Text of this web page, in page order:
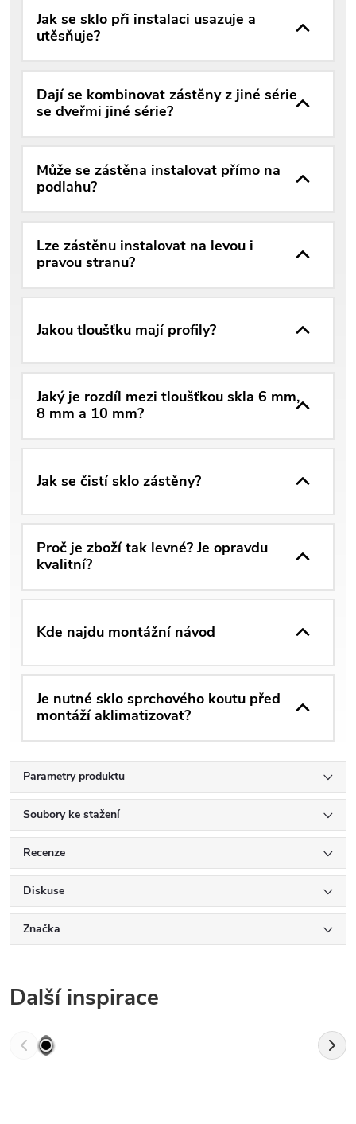
Jak se sklo při instalaci usazuje a
utěsňuje?
Dají se kombinovat zástěny z jiné série
se dveřmi jiné série?
Může se zástěna instalovat přímo na
podlahu?
Lze zástěnu instalovat na levou i
pravou stranu?
Jakou tloušťku mají profily?
Jaký je rozdíl mezi tloušťkou skla 6 mm,
8 mm a 10 mm?
Jak se čistí sklo zástěny?
Proč je zboží tak levné? Je opravdu
kvalitní?
Kde najdu montážní návod
Je nutné sklo sprchového koutu před
montáží aklimatizovat?
Parametry produktu
Soubory ke stažení
Recenze
Diskuse
Značka
Další inspirace